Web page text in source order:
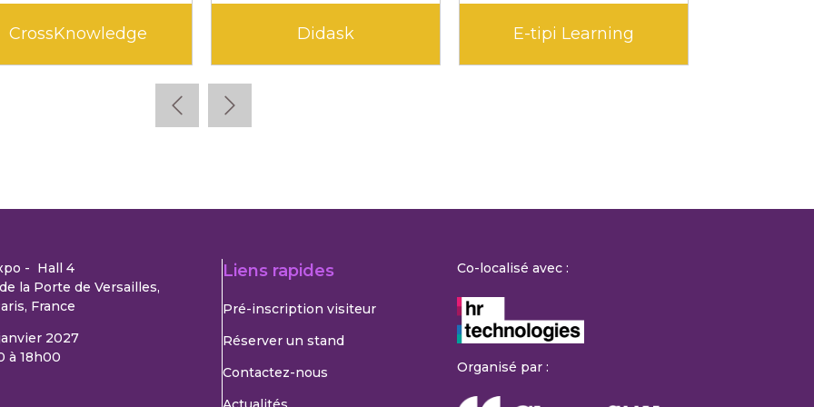
CrossKnowledge Didask E-tipi Learning
- Hall 4
la Porte de Versailles,
France
2027
à 18h00
Liens rapides
Pré-inscription visiteur
Réserver un stand
Contactez-nous
Co-localisé avec :
Organisé par :